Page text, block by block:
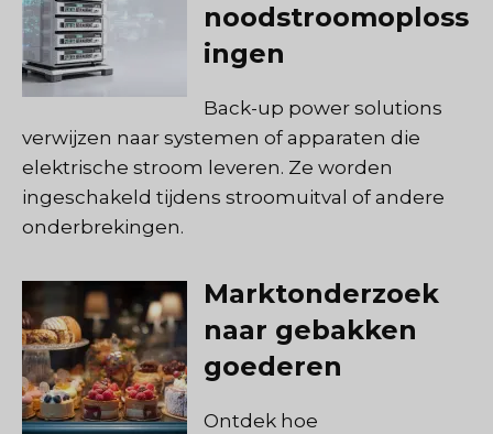
noodstroomoploss
ingen
Back-up power solutions
verwijzen naar systemen of apparaten die
elektrische stroom leveren. Ze worden
ingeschakeld tijdens stroomuitval of andere
onderbrekingen.
Marktonderzoek
naar gebakken
goederen
Ontdek hoe